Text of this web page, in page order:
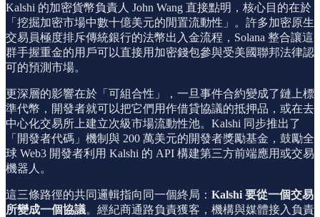
Kalshi 的加密貨幣負責人 John Wang 直接點明，核心目的在於
「挖掘加密市場中數十億美元的閒置流動性」。許多加密原生
交易員極度排斥傳統銀行的法幣出入金流程，Solana 整合讓這
群手握重金的用戶可以直接用加密錢包參與受美國聯邦法律認
可的預測市場。
更深層的影響在於「可組合性」，一旦事件合約變成了鏈上標
準代幣，開發者就可以把它們用作借貸協議的抵押品，或在去
中心化交易所上建立次級市場流動性池。Kalshi 同步推出了
「開發者代碼」機制與 200 萬美元的開發者獎勵基金，鼓勵全
球 Web3 開發者利用 Kalshi 的 API 構建第三方前端應用或交易
機器人。
這三條路徑的共同邏輯指向同一個終局： Kalshi 要從一個交易
所變成一個協議。經紀商通路負責獲客，機構與媒體接入負責